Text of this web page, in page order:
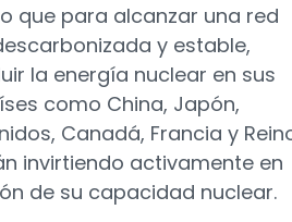
que para alcanzar una red
y estable,
la energía nuclear en sus
como China, Japón,
Canadá, Francia y
invirtiendo activamente en
de su capacidad nuclear.